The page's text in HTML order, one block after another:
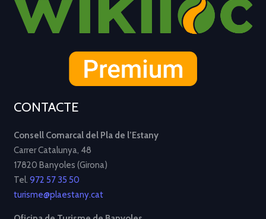
CONTACTE
Consell Comarcal del Pla de l’Estany
Carrer Catalunya, 48
17820 Banyoles (Girona)
Tel. 972 57 35 50
turisme@plaestany.cat